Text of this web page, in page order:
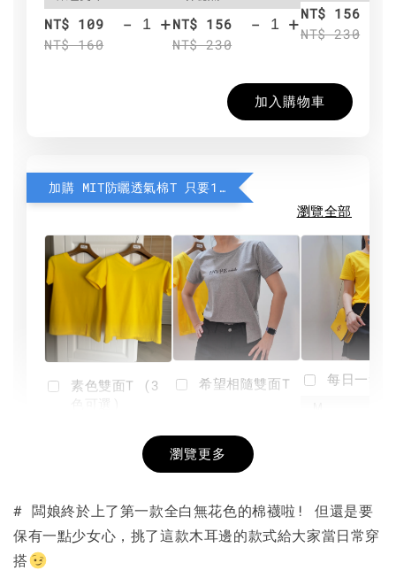
NT$ 109
NT$ 160
- +NT$ 156
NT$ 230
- +NT$ 156
NT$ 230
加入購物車
加購 MIT防曬透氣棉T 只要190元
瀏覽全部
素色雙面T (3
+
希望相隨雙面T
NT$ 190
-
每日一笑
加入購物車
瀏覽更多
# 闆娘終於上了第一款全白無花色的棉襪啦! 但還是要
保有一點少女心，挑了這款木耳邊的款式給大家當日常穿
搭